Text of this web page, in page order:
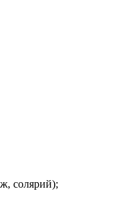
солярий);